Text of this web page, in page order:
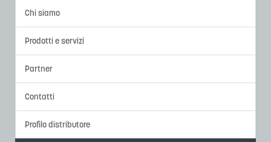
Chi siamo
Prodotti e servizi
Partner
Contatti
Profilo distributore